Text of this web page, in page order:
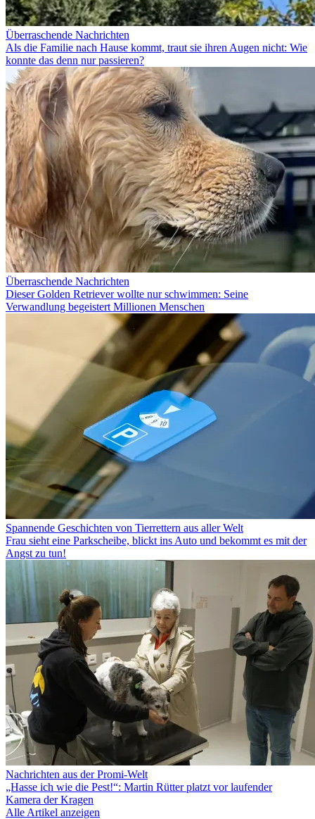
Überraschende Nachrichten
Als die Familie nach Hause kommt, traut sie ihren Augen nicht: Wie
konnte das denn nur passieren?
Überraschende Nachrichten
Dieser Golden Retriever wollte nur schwimmen: Seine
Verwandlung begeistert Millionen Menschen
Spannende Geschichten von Tierrettern aus aller Welt
Frau sieht eine Parkscheibe, blickt ins Auto und bekommt es mit der
Angst zu tun!
Nachrichten aus der Promi-Welt
„Hasse ich wie die Pest!“: Martin Rütter platzt vor laufender
Kamera der Kragen
Alle Artikel anzeigen